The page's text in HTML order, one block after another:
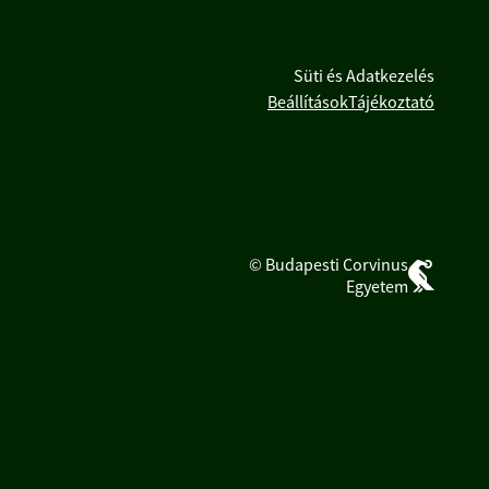
Süti és Adatkezelés
BeállításokTájékoztató
© Budapesti Corvinus
Egyetem